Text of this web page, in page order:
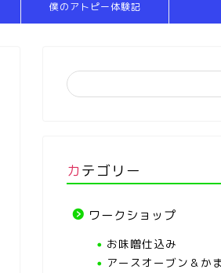
僕のアトピー体験記
カテゴリー
ワークショップ
お味噌仕込み
アースオーブン＆か